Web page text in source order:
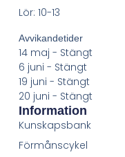
Lör: 10-13
Avvikandetider
14 maj - Stängt
6 juni - Stängt
19 juni - Stängt
20 juni - Stängt
Information
Kunskapsbank
Förmånscykel